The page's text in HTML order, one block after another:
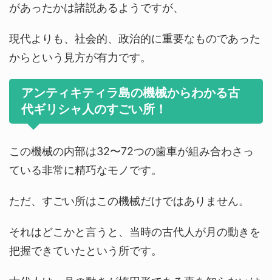
があったかは諸説あるようですが、
現代よりも、社会的、政治的に重要なものであった
からという見方が有力です。
アンティキティラ島の機械からわかる古
代ギリシャ人のすごい所！
この機械の内部は32〜72つの歯車が組み合わさっ
ている非常に精巧なモノです。
ただ、すごい所はこの機械だけではありません。
それはどこかと言うと、当時の古代人が月の動きを
把握できていたという所です。